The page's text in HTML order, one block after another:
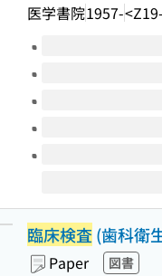
医学書院1957-
Volumes of this title
臨床検査 (歯科衛
Paper 図書